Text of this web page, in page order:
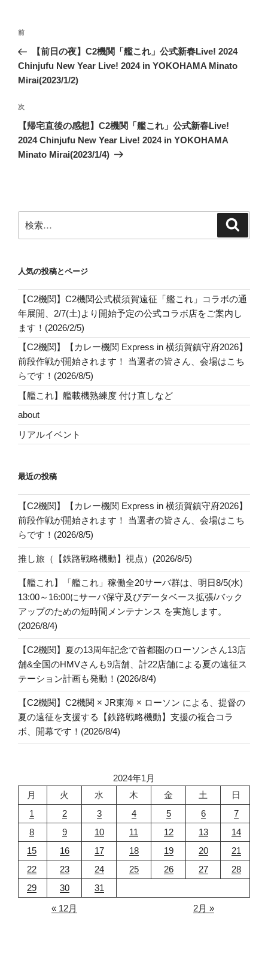
投
ナ
ビ
ー
シ
ョ
ン
前
の
投
稿
前
【前日の夜】C2機関「艦これ」公式新春Live! 2024
Chinjufu New Year Live! 2024 in YOKOHAMA Minato
Mirai(2023/1/2)
次
の
投
稿
次
【帰宅直後の感想】C2機関「艦これ」公式新春Live!
2024 Chinjufu New Year Live! 2024 in YOKOHAMA
Minato Mirai(2023/1/4)
索:
人気の投稿とページ
【C2機関】C2機関公式横須賀遠征「艦これ」コラボの通
年展開、2/7(土)より開始予定の公式コラボ店をご案内し
ます！(2026/2/5)
【C2機関】【カレー機関 Express in 横須賀鎮守府2026】
前段作戦が開始されます！ 当選者の皆さん、会場はこち
らです！(2026/8/5)
【艦これ】艦載機熟練度 付け直しなど
about
リアルイベント
最近の投稿
【C2機関】【カレー機関 Express in 横須賀鎮守府2026】
前段作戦が開始されます！ 当選者の皆さん、会場はこち
らです！(2026/8/5)
推し旅（【鉄路戦略機動】視点）(2026/8/5)
【艦これ】「艦これ」稼働全20サーバ群は、明日8/5(水)
13:00～16:00にサーバ保守及びデータベース拡張/バック
アップのための短時間メンテナンス を実施します。
(2026/8/4)
【C2機関】夏の13周年記念で首都圏のローソンさん13店
舗&全国のHMVさんも9店舗、計22店舗による夏の遠征ス
テーション計画も発動！(2026/8/4)
【C2機関】C2機関 × JR東海 × ローソン による、提督の
夏の遠征を支援する【鉄路戦略機動】支援の複合コラ
ボ、開幕です！(2026/8/4)
2024年1月
月
火 水 木 金 土
日
1
2 3 4 5 6
7
8
9 10 11 12 13
14
15
16 17 18 19 20
21
22
23 24 25 26 27
28
29
30
31
« 12月
2月 »